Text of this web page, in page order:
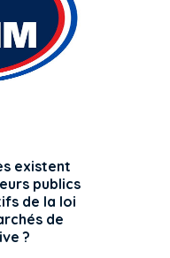
existent
publics
de la loi
de
?